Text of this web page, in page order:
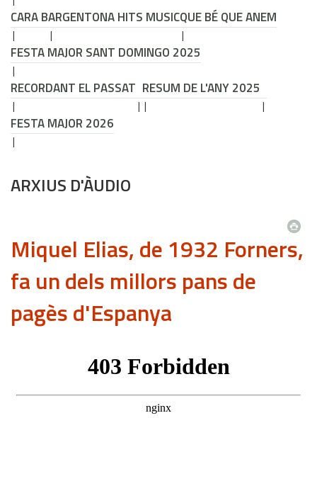
CARA BARGENTONA HITS MUSICQUE BÉ QUE ANEM
FESTA MAJOR SANT DOMINGO 2025
RECORDANT EL PASSAT RESUM DE L'ANY 2025
FESTA MAJOR 2026
ARXIUS D'ÀUDIO
Miquel Elias, de 1932 Forners,
fa un dels millors pans de
pagès d'Espanya